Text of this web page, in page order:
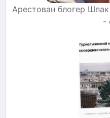
Арестован блогер
-